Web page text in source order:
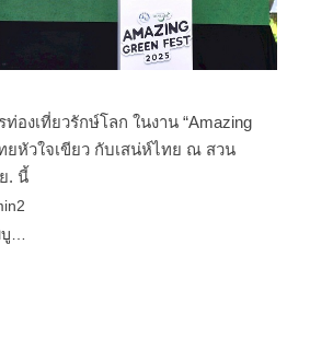
งเที่ยวรักษ์โลก ในงาน “Amazing
ยหัวใจเขียว กับเสน่ห์ไทย ณ สวน
. นี้
…